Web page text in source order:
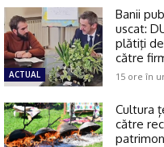
ACTUAL
Banii
uscat:
plătiţi
către
15 ore în
Cultura
către